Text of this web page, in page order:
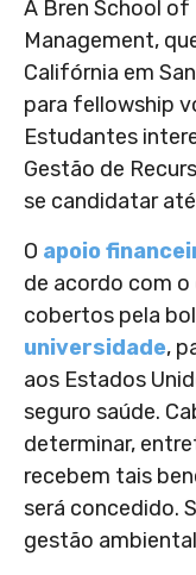
A Bren School of
Management,
Califórnia em
para fellowship
Estudantes
Gestão de
se candidatar
O apoio
de acordo com
cobertos pela
universidade,
aos Estados
seguro saúde.
determinar,
recebem tais
será concedido.
gestão